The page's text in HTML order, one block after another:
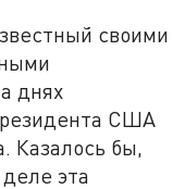
своими
днях
США
Казалось бы,
эта